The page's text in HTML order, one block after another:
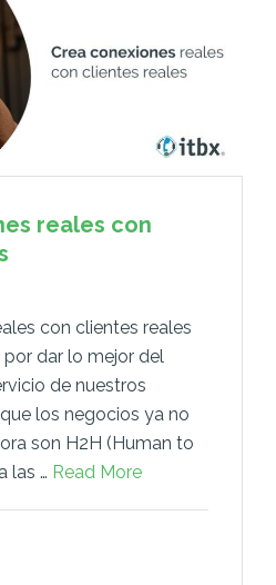
reales con
con clientes reales
dar lo mejor del
de nuestros
los negocios ya no
son H2H (Human to
las … Read More